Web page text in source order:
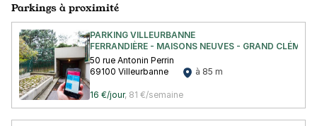
Parkings à proximité
PARKING VILLEURBANNE
FERRANDIÈRE - MAISONS NEUVES - GRAND
50 rue Antonin Perrin
69100 Villeurbanne
à 85 m
16 €/jour, 81 €/semaine